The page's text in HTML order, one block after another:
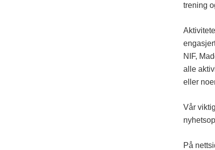
trening
NIF,
alle
eller
Vår
På